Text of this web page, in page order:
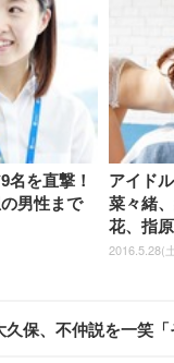
名を直撃！
男性まで
アイド
菜々緒
花、指
2016.5.28(
保、不仲説を一笑